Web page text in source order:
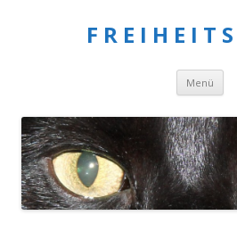
F R E I H E I T
Menü